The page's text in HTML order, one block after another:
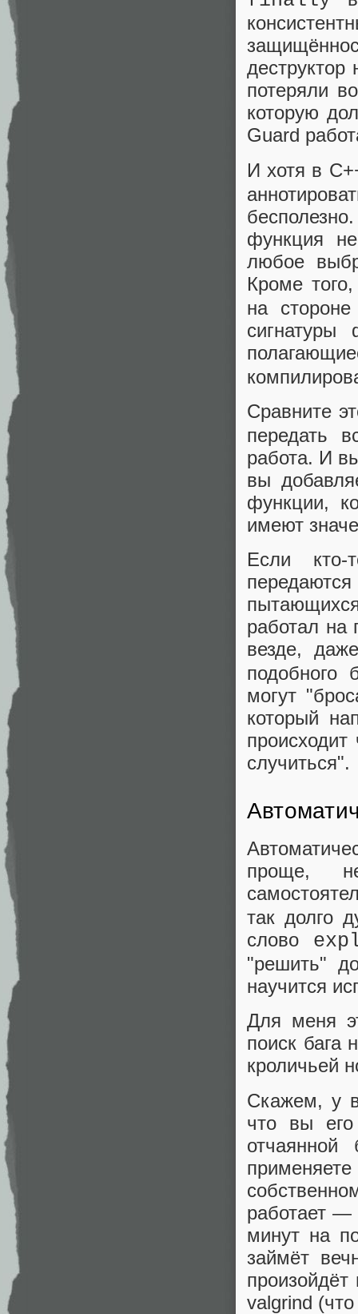
деструктор
потеряли
которую
Guard
И хотя в
функция
любое
Кроме
на
Сравните
передать
работа. И
вы
функции,
имеют
Если кто-
работал на
везде,
подобного
могут
который
случиться".
проще,
так долго
слово
"решить"
научится
Для меня
поиск бага
кроличьей
Скажем, у
что вы
работает —
минут на
займёт
valgrind